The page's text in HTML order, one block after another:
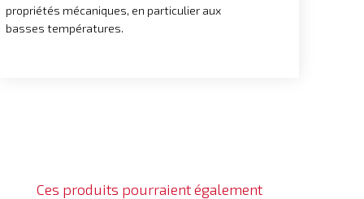
propriétés mécaniques, en particulier aux
basses températures.
Ces produits pourraient également